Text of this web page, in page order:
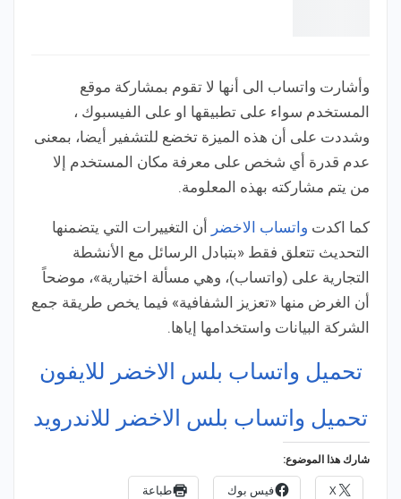
وأشارت واتساب الى أنها لا تقوم بمشاركة موقع
المستخدم سواء على تطبيقها او على الفيسبوك ،
وشددت على أن هذه الميزة تخضع للتشفير أيضا، بمعنى
عدم قدرة أي شخص على معرفة مكان المستخدم إلا
من يتم مشاركته بهذه المعلومة.
كما اكدت واتساب الاخضر أن التغييرات التي يتضمنها
التحديث تتعلق فقط «بتبادل الرسائل مع الأنشطة
التجارية على (واتساب)، وهي مسألة اختيارية»، موضحاً
أن الغرض منها «تعزيز الشفافية» فيما يخص طريقة جمع
الشركة البيانات واستخدامها إياها.
تحميل واتساب بلس الاخضر للايفون
تحميل واتساب بلس الاخضر للاندرويد
شارك هذا الموضوع:
X فيس بوك طباعة